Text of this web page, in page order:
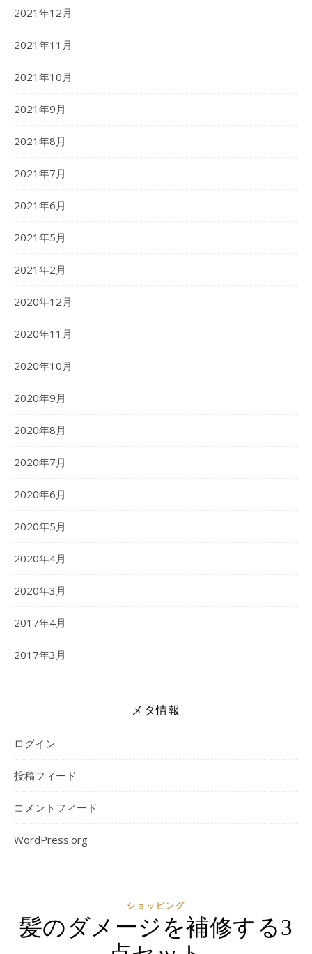
2021年12月
2021年11月
2021年10月
2021年9月
2021年8月
2021年7月
2021年6月
2021年5月
2021年2月
2020年12月
2020年11月
2020年10月
2020年9月
2020年8月
2020年7月
2020年6月
2020年5月
2020年4月
2020年3月
2017年4月
2017年3月
メタ情報
ログイン
投稿フィード
コメントフィード
WordPress.org
ショッピング
髪のダメージを補修する3